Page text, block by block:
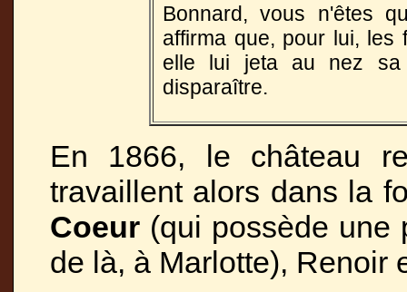
Bonnard, vous n'êtes
affirma que, pour lui, les
elle lui jeta au nez sa
disparaître.
En 1866, le château
travaillent alors dans la
Coeur (qui possède une
de là, à Marlotte), Renoir